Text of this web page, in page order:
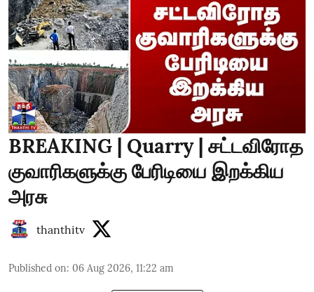
BREAKING | Quarry | சட்டவிரோத
குவாரிகளுக்கு பேரிடியை இறக்கிய
அரசு
thanthitv
Published on: 06 Aug 2026, 11:22 am